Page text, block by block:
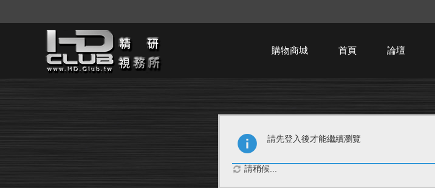
購物商城 首頁 論壇
請先登入後才能繼續瀏覽
請稍候...